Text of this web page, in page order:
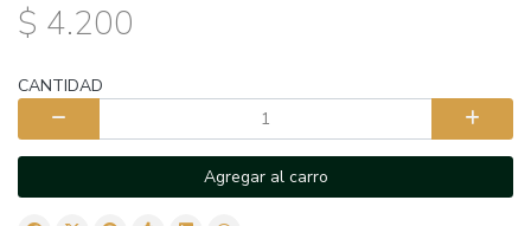
$ 4.200
CANTIDAD
Agregar al carro